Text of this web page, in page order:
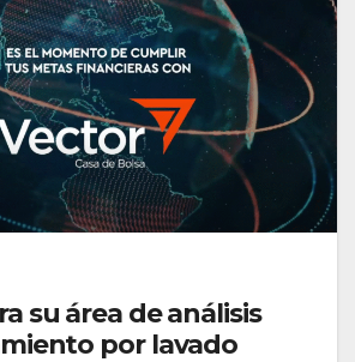
su área de análisis
por lavado